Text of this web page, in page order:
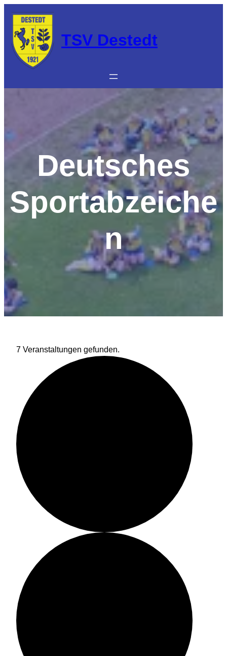
Inhalt
springen
TSV Destedt
Deutsches
Sportabzeiche
n
7 Veranstaltungen gefunden.